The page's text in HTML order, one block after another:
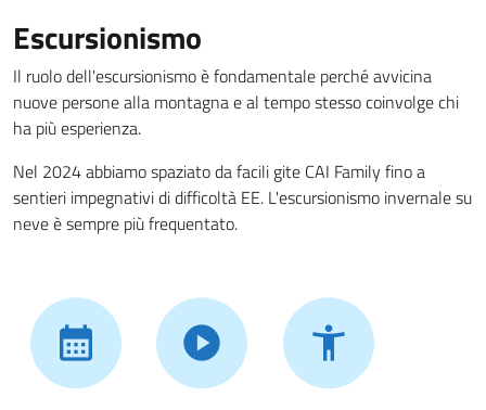
Escursionismo
Il ruolo dell'escursionismo è fondamentale perché avvicina
nuove persone alla montagna e al tempo stesso coinvolge chi
ha più esperienza.
Nel 2024 abbiamo spaziato da facili gite CAI Family fino a
sentieri impegnativi di difficoltà EE. L'escursionismo invernale su
neve è sempre più frequentato.